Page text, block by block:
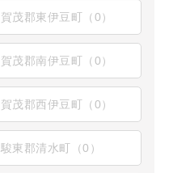
賀茂郡東伊豆町（0）
賀茂郡南伊豆町（0）
賀茂郡西伊豆町（0）
駿東郡清水町（0）